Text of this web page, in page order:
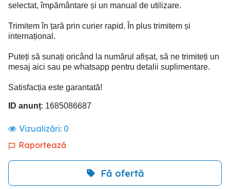
selectat, împământare și un manual de utilizare.
Trimitem în țară prin curier rapid. În plus trimitem și
internațional.
Puteți să sunați oricând la numărul afișat, să ne trimiteți un
mesaj aici sau pe whatsapp pentru detalii suplimentare.
Satisfacția este garantată!
ID anunț: 1685086687
Vizualizări: 0
Raportează
Fă ofertă